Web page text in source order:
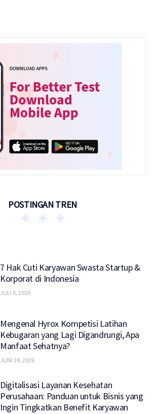
POSTINGAN TREN
7 Hak Cuti Karyawan Swasta Startup &
Korporat di Indonesia
JULI 6, 2026
Mengenal Hyrox Kompetisi Latihan
Kebugaran yang Lagi Digandrungi, Apa
Manfaat Sehatnya?
JUNI 24, 2026
Digitalisasi Layanan Kesehatan
Perusahaan: Panduan untuk Bisnis yang
Ingin Tingkatkan Benefit Karyawan